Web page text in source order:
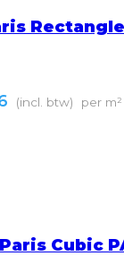
(incl. btw) per m²
Cubic